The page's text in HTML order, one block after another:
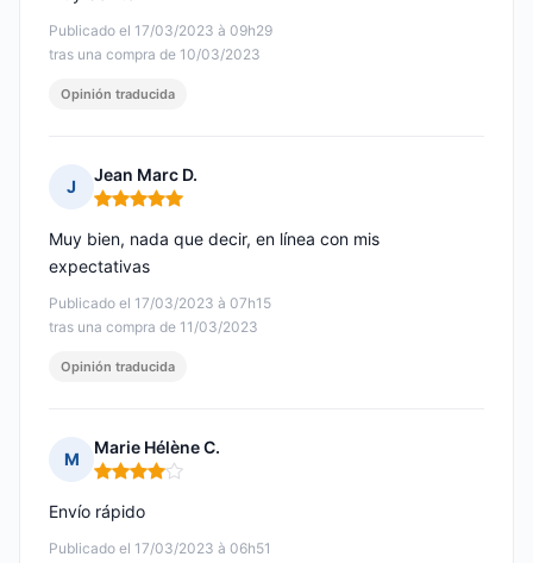
Publicado el 17/03/2023 à 09h29
tras una compra de 10/03/2023
Opinión traducida
J
Jean Marc D.
Nota: 5 de 5
Publicado el 17/03/2023 à 07h15
tras una compra de 11/03/2023
Muy bien, nada que decir, en línea con mis
expectativas
Opinión traducida
M
Marie Hélène C.
Nota: 4 de 5
Publicado el 17/03/2023 à 06h51
Envío rápido